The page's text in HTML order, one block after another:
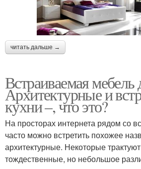
читать дальше →
Встраиваемая мебель
Архитектурные и
кухни –, что это?
На просторах интернета рядом со
часто можно встретить похожее
архитектурные. Некоторые
тождественные, но небольшое